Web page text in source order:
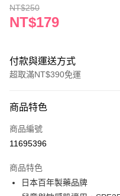
NT$250
NT$179
付款與運送方式
超取滿NT$390免運
POYA支付
信用卡一次付款
LINE Pay
商品特色
商品編號
11695396
商品特色
日本百年製藥品牌